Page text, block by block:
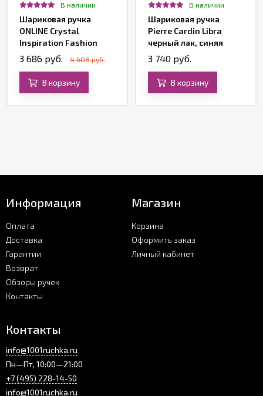
В наличии
Шариковая ручка
ONLINE Crystal
Inspiration Fashion
Black
3 686 руб. 4 608 руб.
В корзину
В наличии
Шариковая ручка
Pierre Cardin Libra
черный лак, синяя
вставка из акрила
3 740 руб.
В корзину
Информация
Оплата
Доставка
Гарантии
Возврат
Обзоры ручек
Контакты
Магазин
Корзина
Оформить заказ
Личный кабинет
Контакты
info@1001ruchka.ru
Пн—Пт, 10:00—21:00
+7 (495) 228-14-50
info@1001ruchka.ru